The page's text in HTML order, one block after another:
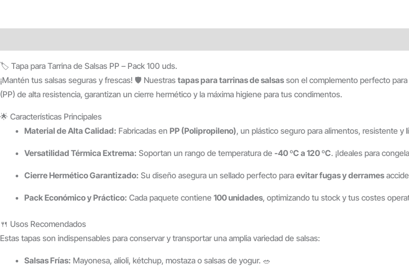
🏷️ Tapa para Tarrina de Salsas PP – Pack 100 uds.
¡Mantén tus salsas seguras y frescas! 🛡️ Nuestras tapas para tarrinas de salsas son el complemento perfecto
(PP) de alta resistencia, garantizan un cierre hermético y la máxima higiene para tus condimentos.
🌟 Características Principales
Material de Alta Calidad: Fabricadas en PP (Polipropileno), un plástico seguro para alimentos, resistente y
Versatilidad Térmica Extrema: Soportan un rango de temperatura de -40 ºC a 120 ºC. ¡Ideales para
Cierre Hermético Garantizado: Su diseño asegura un sellado perfecto para evitar fugas y derrames
Pack Económico y Práctico: Cada paquete contiene 100 unidades, optimizando tu stock y tus costes
🍴 Usos Recomendados
Estas tapas son indispensables para conservar y transportar una amplia variedad de salsas:
Salsas Frías: Mayonesa, alioli, kétchup, mostaza o salsas de yogur. 🥗